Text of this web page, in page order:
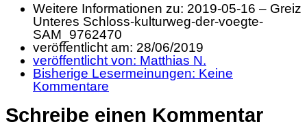
Weitere Informationen zu: 2019-05-16 – Greiz
Unteres Schloss-kulturweg-der-voegte-
SAM_9762470
veröffentlicht am: 28/06/2019
veröffentlicht von: Matthias N.
Bisherige Lesermeinungen: Keine
Kommentare
Schreibe einen Kommentar